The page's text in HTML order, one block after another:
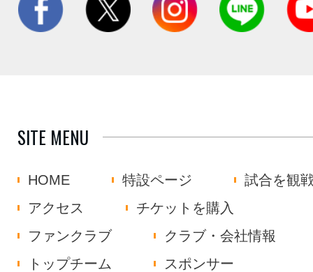
SITE MENU
HOME 特設ページ
試合を観
アクセス
チケットを購入
ファンクラブ
クラブ・会社情報
トップチーム
スポンサー